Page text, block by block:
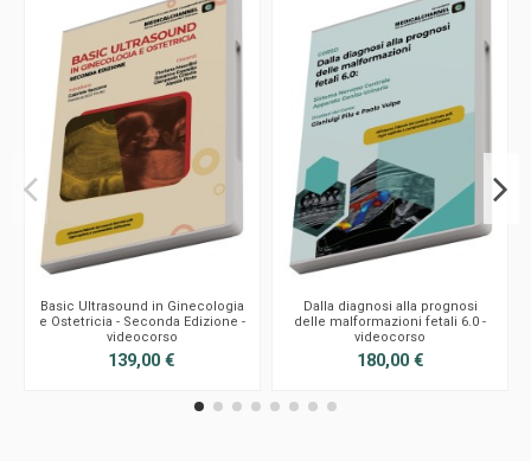
Basic Ultrasound in Ginecologia
e Ostetricia - Seconda Edizione -
videocorso
139,00 €
Dalla diagnosi alla prognosi
delle malformazioni fetali 6.0 -
videocorso
180,00 €